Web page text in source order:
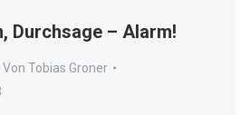
Durchsage – Alarm!
Von Tobias Groner